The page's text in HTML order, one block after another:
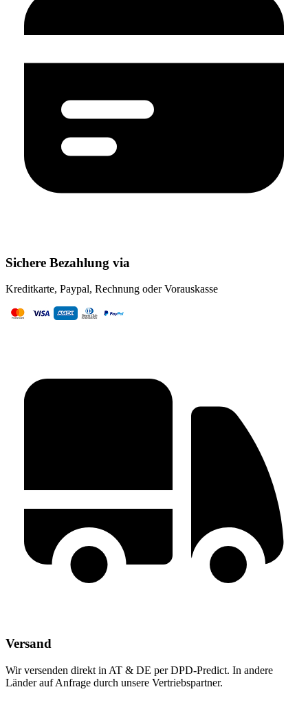
Sichere Bezahlung via
Kreditkarte, Paypal, Rechnung oder Vorauskasse
Versand
Wir versenden direkt in AT & DE per DPD-Predict. In andere
Länder auf Anfrage durch unsere Vertriebspartner.